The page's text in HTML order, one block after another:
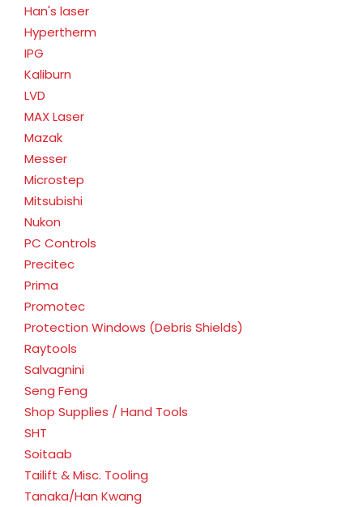
Han's laser
Hypertherm
IPG
Kaliburn
LVD
MAX Laser
Mazak
Messer
Microstep
Mitsubishi
Nukon
PC Controls
Precitec
Prima
Promotec
Protection Windows (Debris Shields)
Raytools
Salvagnini
Seng Feng
Shop Supplies / Hand Tools
SHT
Soitaab
Tailift & Misc. Tooling
Tanaka/Han Kwang